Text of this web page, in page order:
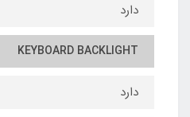
دارد
KEYBOARD BACKLIGHT
دارد